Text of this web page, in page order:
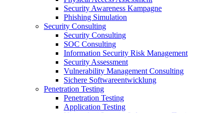
Security Awareness Kampagne
Phishing Simulation
Security Consulting
Security Consulting
SOC Consulting
Information Security Risk Management
Security Assessment
Vulnerability Management Consulting
Sichere Softwareentwicklung
Penetration Testing
Penetration Testing
Application Testing